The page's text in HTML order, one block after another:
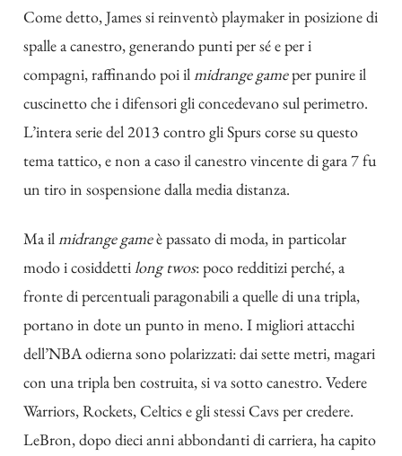
Come detto, James si reinventò playmaker in posizione di
spalle a canestro, generando punti per sé e per i
compagni, raffinando poi ilmidrange gameper punire il
cuscinetto che i difensori gli concedevano sul perimetro.
L’intera serie del 2013 contro gli Spurs corse su questo
tema tattico, e non a caso il canestro vincente di gara 7 fu
un tiro in sospensione dalla media distanza.
Ma ilmidrange gameè passato di moda, in particolar
modo i cosiddettilong twos: poco redditizi perché, a
fronte di percentuali paragonabili a quelle di una tripla,
portano in dote un punto in meno. I migliori attacchi
dell’NBA odierna sono polarizzati: dai sette metri, magari
con una tripla ben costruita, si va sotto canestro. Vedere
Warriors, Rockets, Celtics e gli stessi Cavs per credere.
LeBron, dopo dieci anni abbondanti di carriera, ha capito